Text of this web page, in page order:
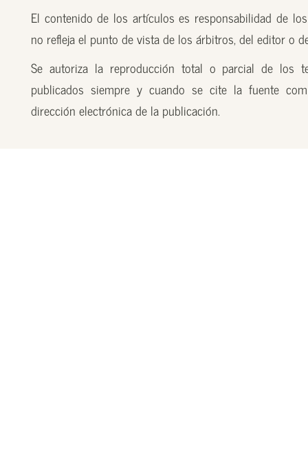
El contenido de los artículos es responsabilidad de
no refleja el punto de vista de los árbitros, del editor o
Se autoriza la reproducción total o parcial de los
publicados siempre y cuando se cite la fuente
dirección electrónica de la publicación.